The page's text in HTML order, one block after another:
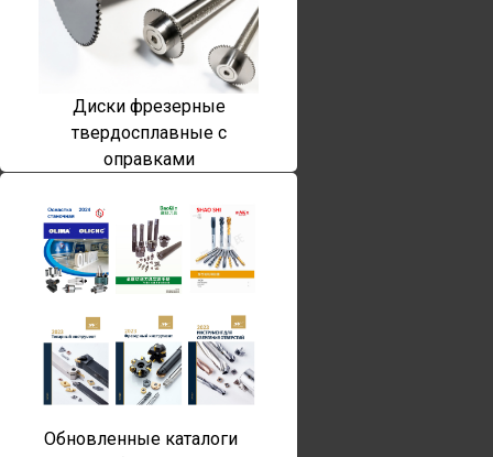
Диски фрезерные
твердосплавные с
оправками
Обновленные каталоги